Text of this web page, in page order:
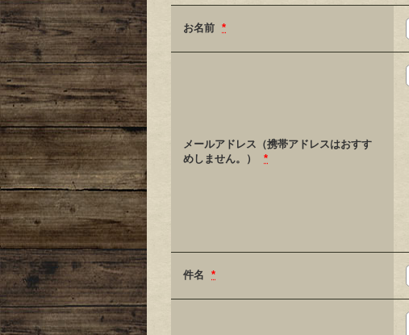
お名前 *
メールアドレス（携帯アドレスはおすす
めしません。）
*
件名 *